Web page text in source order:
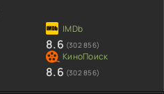
8.6 (302 856)
8.6 (302 856)